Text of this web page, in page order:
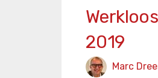
2019
Marc